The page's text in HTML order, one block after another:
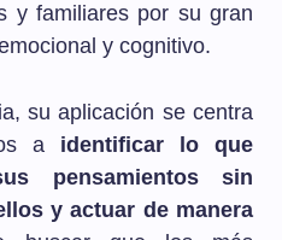
y familiares por su gran
y cognitivo.
su aplicación se centra
a identificar lo que
pensamientos sin
y actuar de manera